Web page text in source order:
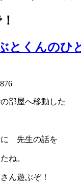
とくんのひ
の部屋へ移動した
に 先生の話を
ね。
ん遊ぶぞ！